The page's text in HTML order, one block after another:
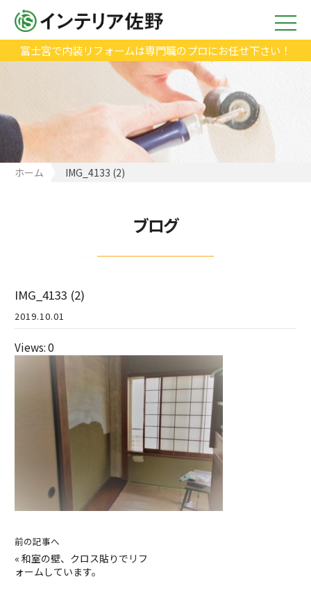
富士宮で内装リフォームは専門職のプロにお任せ下さい！
ホーム IMG_4133 (2)
ブログ
IMG_4133 (2)
2019.10.01
Views: 0
前の記事へ
« 和室の壁、クロス貼りでリフ
ォームしています。